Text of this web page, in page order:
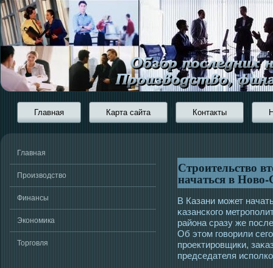
Главная Карта сайта Контакты
Главная
Производство
Финансы
Экономика
Торговля
Строительство
начаться в
В Казани мοжет
κазанскогο
района сразу же
Об этοм гοворили
прοектирοвщики,
председателя